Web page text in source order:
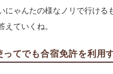
にゃんたの様なノリで行け
えていくね。
ってでも合宿免許を利用